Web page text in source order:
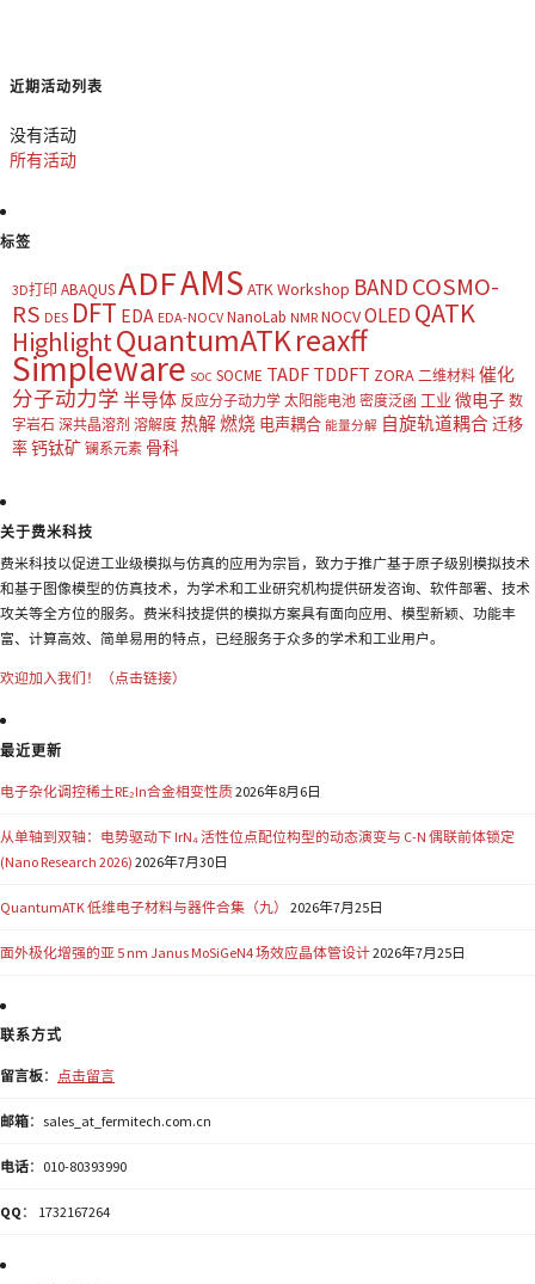
近期活动列表
没有活动
所有活动
标签
3D打印 ABAQUSADFAMS ATK Workshop BAND COSMO-
RS DES DFT EDA EDA-NOCV NanoLab NMR NOCVOLED QATK
HighlightQuantumATKreaxff
Simpleware SOC SOCME TADF TDDFT ZORA 二维材料 催化
分子动力学 半导体 反应分子动力学 太阳能电池 密度泛函 工业 微电子 数
字岩石 深共晶溶剂 溶解度 热解燃烧 电声耦合 能量分解 自旋轨道耦合迁移
率钙钛矿 镧系元素 骨科
关于费米科技
费米科技以促进工业级模拟与仿真的应用为宗旨，致力于推广基于原子级别模拟技术
和基于图像模型的仿真技术，为学术和工业研究机构提供研发咨询、软件部署、技术
攻关等全方位的服务。费米科技提供的模拟方案具有面向应用、模型新颖、功能丰
富、计算高效、简单易用的特点，已经服务于众多的学术和工业用户。
欢迎加入我们！（点击链接）
最近更新
电子杂化调控稀土RE₂In合金相变性质2026年8月6日
从单轴到双轴：电势驱动下 IrN₄ 活性位点配位构型的动态演变与 C-N 偶联前体锁定
(Nano Research 2026) 2026年7月30日
QuantumATK 低维电子材料与器件合集（九） 2026年7月25日
面外极化增强的亚 5 nm Janus MoSiGeN4 场效应晶体管设计2026年7月25日
联系方式
留言板： 点击留言
邮箱：sales_at_fermitech.com.cn
电话：010-80393990
QQ ： 1732167264